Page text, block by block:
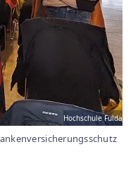
Hochschule Fulda